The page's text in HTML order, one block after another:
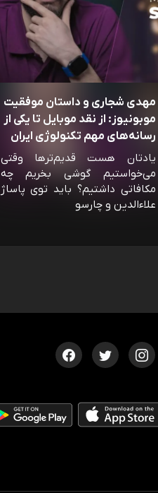
مهدی شجاری و داستان موفقیت
موبونیوز: از نقد موبایل تا یکی از
رسانه‌‌های مهم تکنولوژی ایران
یادتان هست قدیم‌ترها وقتی
می‌خواستیم گوشی بخریم چه
مکافاتی داشتیم؟ باید توی پاساژ
علاءالدین و چارسو